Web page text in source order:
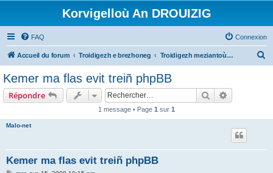
Korvigelloù An DROUIZIG
FAQ Connexion
Accueil du forum Troidigezh e brezhoneg Troidigezh meziantoù all (frank a wirioù evit an darn vrasañ anezho)
Kemer ma flas evit treiñ phpBB
Répondre Rechercher
1 message • Page 1 sur 1
Malo-net
Kemer ma flas evit treiñ phpBB